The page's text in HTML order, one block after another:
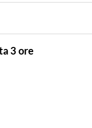
3 ore